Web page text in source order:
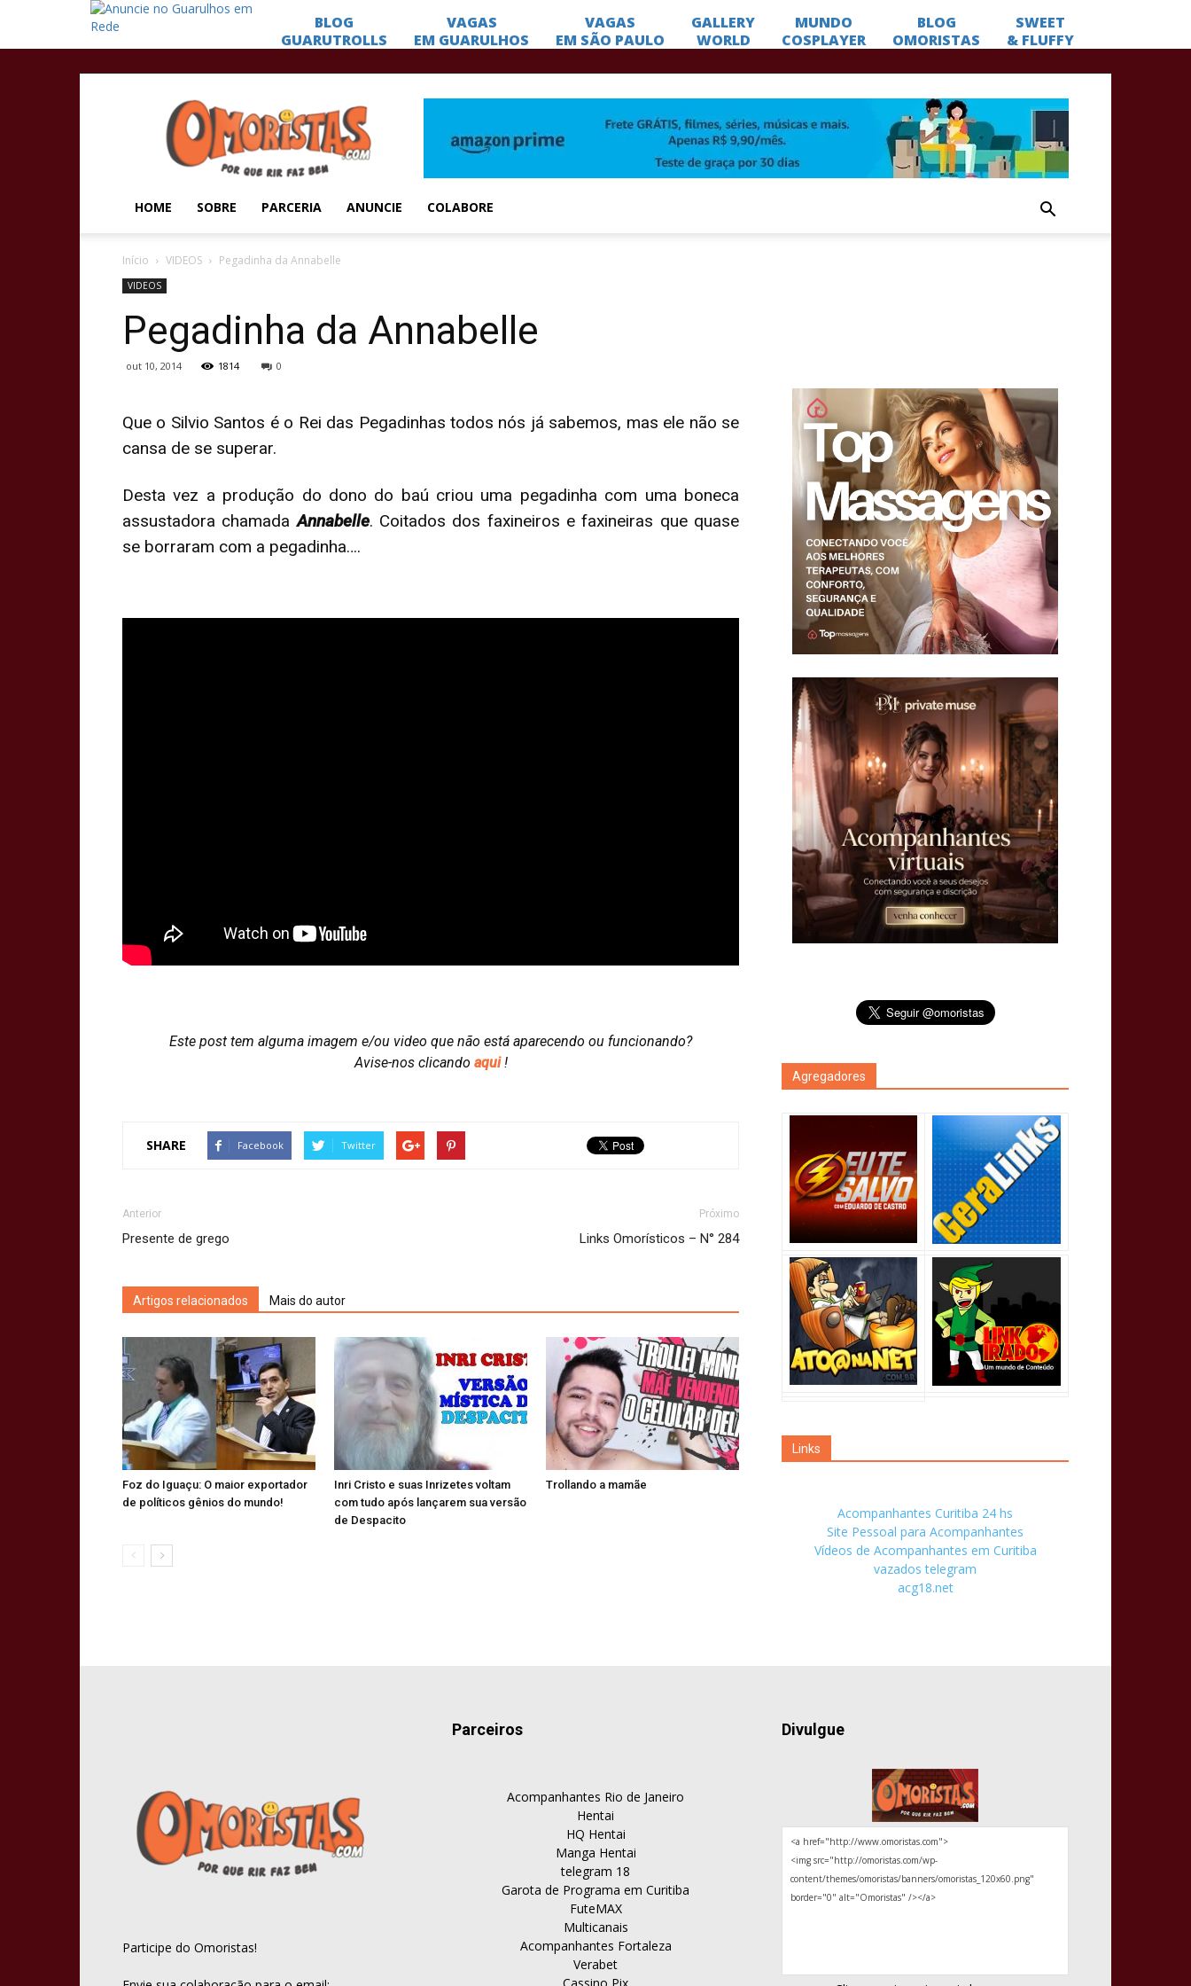
Omoristas
HOME SOBRE PARCERIA ANUNCIE COLABORE
Início VIDEOS Pegadinha da Annabelle
VIDEOS
Pegadinha da Annabelle
out 10, 2014 1814 0
Que o Silvio Santos é o Rei das Pegadinhas todos nós já sabemos, mas ele não se
cansa de se superar.
Desta vez a produção do dono do baú criou uma pegadinha com uma boneca
assustadora chamadaAnnabelle. Coitados dos faxineiros e faxineiras que quase
se borraram com a pegadinha….
Este post tem alguma imagem e/ou video que não está aparecendo ou funcionando?
Avise-nos clicando aqui !
SHARE Facebook Twitter
Anterior
Presente de grego
Próximo
Links Omorísticos – N° 284
Artigos relacionados Mais do autor
Foz do Iguaçu: O maior exportador
de políticos gênios do mundo!
Inri Cristo e suas Inrizetes voltam
com tudo após lançarem sua versão
de Despacito
Trollando a mamãe
Agregadores
Links
Acompanhantes Curitiba 24 hs
Site Pessoal para Acompanhantes
Vídeos de Acompanhantes em Curitiba
vazados telegram
acg18.net
Participe do Omoristas!
Parceiros
Acompanhantes Rio de Janeiro
Hentai
HQ Hentai
Manga Hentai
telegram 18
Garota de Programa em Curitiba
FuteMAX
Multicanais
Acompanhantes Fortaleza
Verabet
Divulgue